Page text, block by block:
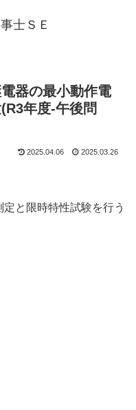
士ＳＥ
器の最小動作電
年度-午後問
2025.04.06 2025.03.26
と限時特性試験を行う